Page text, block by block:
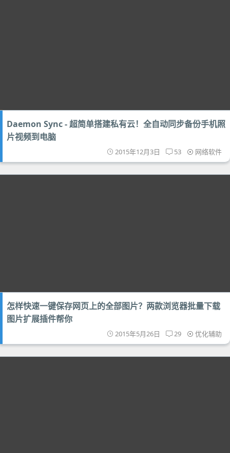
Daemon Sync - 超简单搭建私有云！全自动同步备份手机照
片视频到电脑
2015年12月3日 53 网络软件
怎样快速一键保存网页上的全部图片？两款浏览器批量下载
图片扩展插件帮你
2015年5月26日 29 优化辅助